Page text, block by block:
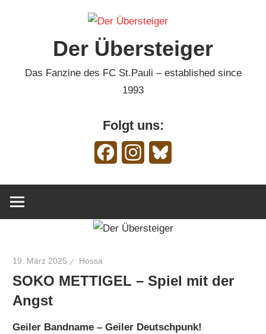
Der Übersteiger
Das Fanzine des FC St.Pauli – established since
1993
Folgt uns:
FacebookInstagram
19. März 2025 Hossa
SOKO METTIGEL – Spiel mit der
Angst
Geiler Bandname – Geiler Deutschpunk!